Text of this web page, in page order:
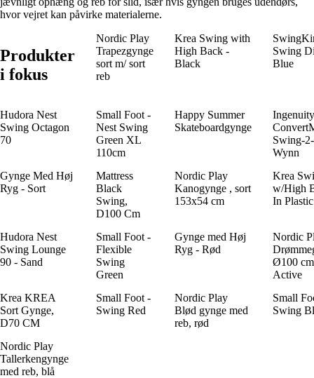
hvor vejret kan påvirke materialerne.
Produkter
i fokus
Nordic Play
Trapezgynge
sort m/ sort
reb
Krea Swing with
High Back -
Black
Swing
Blue
Hudora Nest
Swing Octagon
70
Small Foot -
Nest Swing
Green XL
110cm
Happy Summer
Skateboardgynge
Ingenuity
Swing-
Wynn
Gynge Med Høj
Ryg - Sort
Mattress
Black
Swing,
D100 Cm
Nordic Play
Kanogynge , sort
153x54 cm
Krea
w/High
In
Hudora Nest
Swing Lounge
90 - Sand
Small Foot -
Flexible
Swing
Green
Gynge med Høj
Ryg - Rød
Nordic
Ø100 cm
Active
Krea KREA
Sort Gynge,
D70 CM
Small Foot -
Swing Red
Nordic Play
Blød gynge med
reb, rød
Small
Swing
Nordic Play
Tallerkengynge
med reb, blå